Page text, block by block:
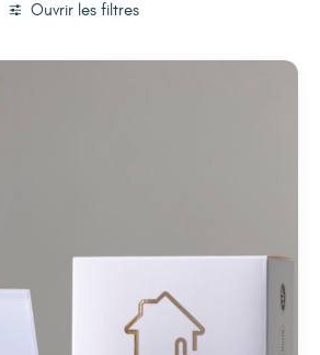
Ouvrir les filtres